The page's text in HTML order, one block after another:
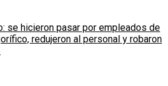
se hicieron pasar por empleados de
redujeron al personal y robaron